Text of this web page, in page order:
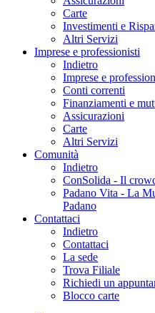
Carte
Investimenti e
Altri Servizi
Imprese e professionisti
Indietro
Imprese e
Conti correnti
Finanziamenti e
Assicurazioni
Carte
Altri Servizi
Comunità
Indietro
ConSolida - Il
Padano Vita - La
Padano
Contattaci
Indietro
Contattaci
La sede
Trova Filiale
Richiedi un
Blocco carte